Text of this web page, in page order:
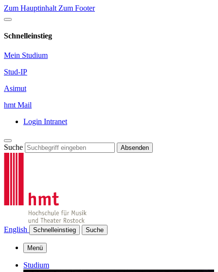
Zum Hauptinhalt Zum Footer
Schnelleinstieg
Mein Studium
Stud-IP
Asimut
hmt Mail
Login Intranet
Suche Absenden
English Schnelleinstieg Suche
Menü
Studium